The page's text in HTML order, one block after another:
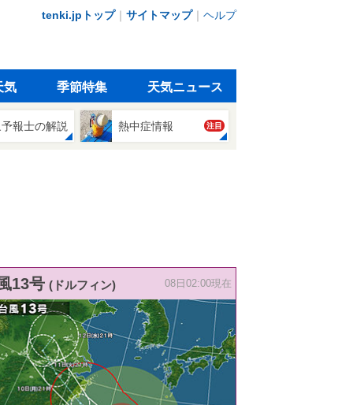
tenki.jpトップ｜ サイトマップ｜ ヘルプ
気 季節特集 天気ニュース
報士の解説 熱中症情報 注目
13号 (ドルフィン) 08日02:00現在